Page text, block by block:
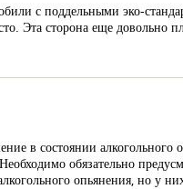
с поддельными эко-
Эта сторона еще довольно
в состоянии алкогольного
обязательно
опьянения, но у